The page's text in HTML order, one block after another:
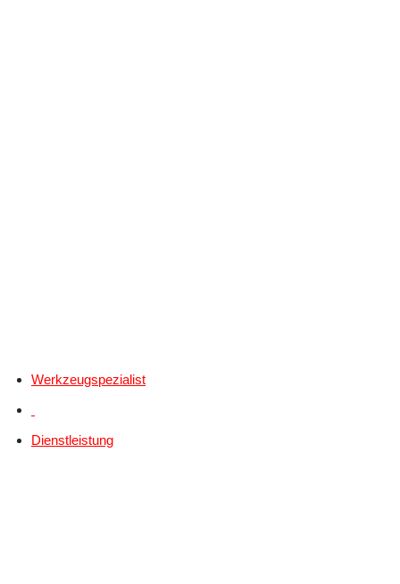
Werkzeugspezialist
Dienstleistung